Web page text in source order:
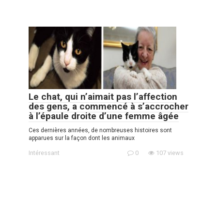
Le chat, qui n’aimait pas l’affection
des gens, a commencé à s’accrocher
à l’épaule droite d’une femme âgée
Ces dernières années, de nombreuses histoires sont
apparues sur la façon dont les animaux
Intéressant 0 107 views